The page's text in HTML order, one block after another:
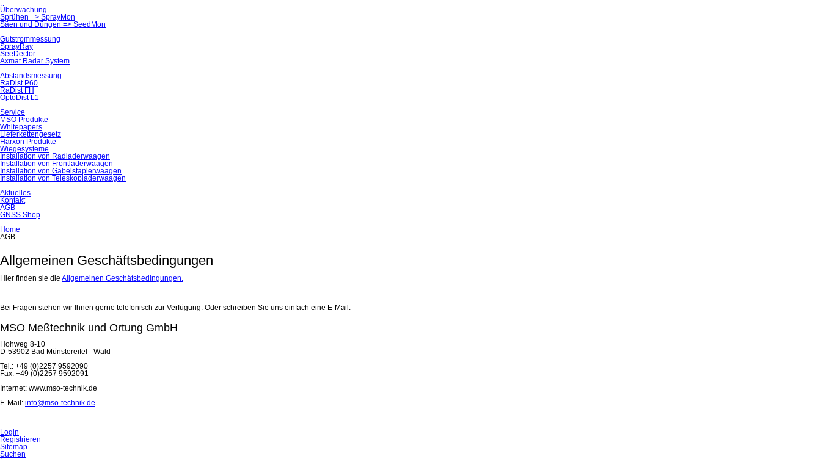
Überwachung
Sprühen => SprayMon
Säen und Düngen => SeedMon
Gutstrom­messung
SprayRay
SeeDector
Axmat Radar System
Abstands­messung
RaDist P60
RaDist FH
OptoDist L1
Service
MSO Produkte
Whitepapers
Lieferkettengesetz
Harxon Produkte
Wiegesysteme
Installation von Radlader­waagen
Installation von Frontlader­waagen
Installation von Gabelstapler­waagen
Installation von Teleskoplader­waagen
Aktuelles
Kontakt
AGB
GNSS Shop
Home
AGB
Allgemeinen Geschäftsbedingungen
Hier finden sie die Allgemeinen Geschätsbedingungen.
Bei Fragen stehen wir Ihnen gerne telefonisch zur Verfügung. Oder schreiben Sie uns einfach eine E-Mail.
MSO Meßtechnik und Ortung GmbH
Hohweg 8-10
D-53902 Bad Münstereifel - Wald
Tel.: +49 (0)2257 9592090
Fax: +49 (0)2257 9592091
Internet: www.mso-technik.de
E-Mail: info@mso-technik.de
Login
Registrieren
Sitemap
Suchen